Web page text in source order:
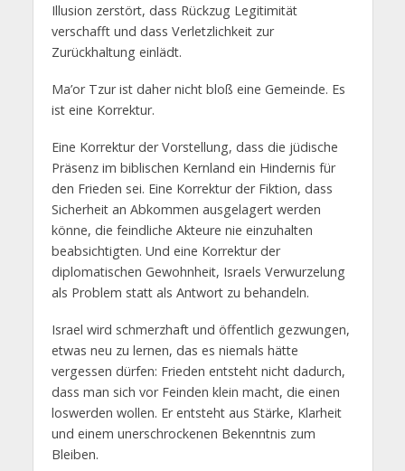
Illusion zerstört, dass Rückzug Legitimität
verschafft und dass Verletzlichkeit zur
Zurückhaltung einlädt.
Ma’or Tzur ist daher nicht bloß eine Gemeinde. Es
ist eine Korrektur.
Eine Korrektur der Vorstellung, dass die jüdische
Präsenz im biblischen Kernland ein Hindernis für
den Frieden sei. Eine Korrektur der Fiktion, dass
Sicherheit an Abkommen ausgelagert werden
könne, die feindliche Akteure nie einzuhalten
beabsichtigten. Und eine Korrektur der
diplomatischen Gewohnheit, Israels Verwurzelung
als Problem statt als Antwort zu behandeln.
Israel wird schmerzhaft und öffentlich gezwungen,
etwas neu zu lernen, das es niemals hätte
vergessen dürfen: Frieden entsteht nicht dadurch,
dass man sich vor Feinden klein macht, die einen
loswerden wollen. Er entsteht aus Stärke, Klarheit
und einem unerschrockenen Bekenntnis zum
Bleiben.